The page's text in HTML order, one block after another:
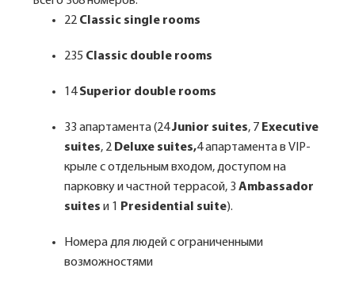
22 Classic single rooms
235 Classic double rooms
14Superior double rooms
33 апартамента (24Junior suites, 7 Executive
suites, 2 Deluxe suites,4 апартамента в VIP-
крыле с отдельным входом, доступом на
парковку и частной террасой, 3 Ambassador
suites и 1 Presidential suite).
Номера для людей с ограниченными
возможностями